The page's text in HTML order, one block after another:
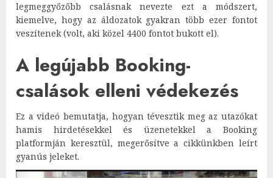
legmeggyőzőbb csalásnak nevezte ezt a módszert,
kiemelve, hogy az áldozatok gyakran több ezer fontot
veszítenek (volt, aki közel 4400 fontot bukott el).
A legújabb Booking-
csalások elleni védekezés
Ez a videó bemutatja, hogyan tévesztik meg az utazókat
hamis hirdetésekkel és üzenetekkel a Booking
platformján keresztül, megerősítve a cikkünkben leírt
gyanús jeleket.